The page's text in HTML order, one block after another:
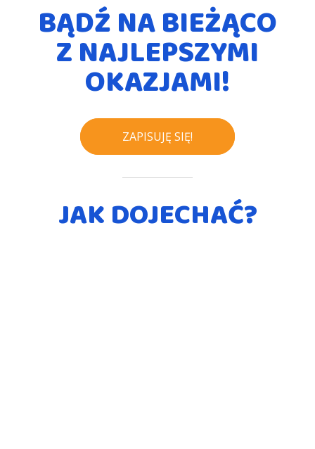
BĄDŹ NA BIEŻĄCO
Z NAJLEPSZYMI
OKAZJAMI!
ZAPISUJĘ SIĘ!
JAK DOJECHAĆ?